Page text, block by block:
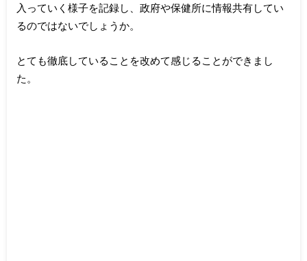
入っていく様子を記録し、政府や保健所に情報共有してい
るのではないでしょうか。
とても徹底していることを改めて感じることができまし
た。